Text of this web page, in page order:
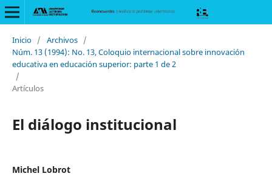
Inicio / Archivos /
Núm. 13 (1994): No. 13, Coloquio internacional sobre innovación
educativa en educación superior: parte 1 de 2
/
Artículos
El diálogo institucional
Michel Lobrot